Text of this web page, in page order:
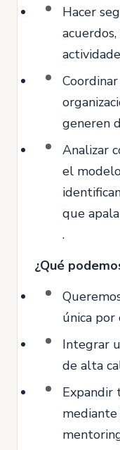
Hacer
generen
Analizar
el
que
.
¿Qué
única por
Integrar
de alta
Expandir
mediante